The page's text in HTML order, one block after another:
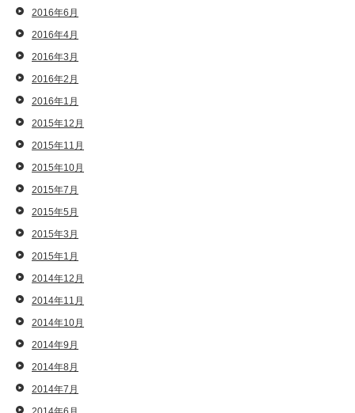
2016年6月
2016年4月
2016年3月
2016年2月
2016年1月
2015年12月
2015年11月
2015年10月
2015年7月
2015年5月
2015年3月
2015年1月
2014年12月
2014年11月
2014年10月
2014年9月
2014年8月
2014年7月